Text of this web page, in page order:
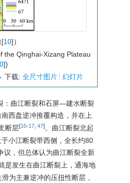
[10]）
the Qinghai-Xizang Plateau
])
下载:全尺寸图片 幻灯片
：曲江断裂和石屏—建水断裂
西盘逆冲推覆构造，并在上
断层[16-17 47]。曲江断裂北起
小江断裂带西侧，全长约80
议，但总体认为曲江断裂全新
是发生在曲江断裂上，通海地
为主兼逆冲的压扭性断层，